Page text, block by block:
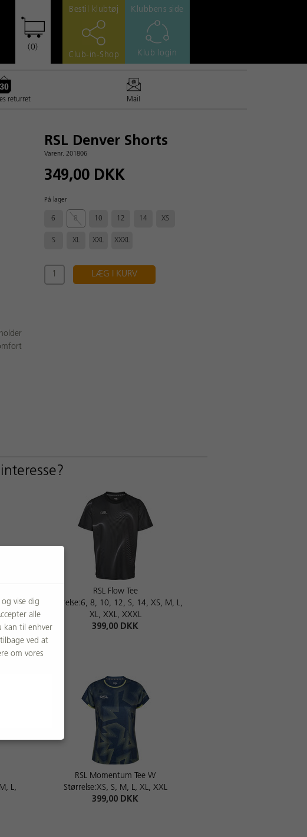
(0)
Bestil klubtøj
Club-in-Shop
Klubbens side
Klub login
returret Mail
RSL Denver Shorts
Varenr. 201806
349,00 DKK
På lager
6 8 10 12 14 XS
S XL XXL XXXL
LÆG I KURV
RSL Flow Tee
Størrelse:6, 8, 10, 12, S, 14, XS, M, L,
XL, XXL, XXXL
399,00 DKK
L,
RSL Momentum Tee W
Størrelse:XS, S, M, L, XL, XXL
399,00 DKK
vise dig
alle
kan til enhver
ved at
om vores